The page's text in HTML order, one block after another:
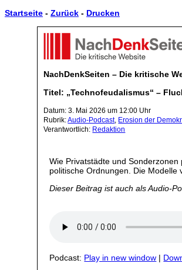
Startseite - Zurück - Drucken
NachDenkSeiten – Die kritische
Titel: „Technofeudalismus“ –
Datum: 3. Mai 2026 um 12:00 Uhr
Rubrik:Audio-Podcast, Erosion der
Verantwortlich: Redaktion
Wie Privatstädte und
politische Ordnungen. Die Modelle
Dieser Beitrag ist auch als Audio-
Podcast: Play in new window |